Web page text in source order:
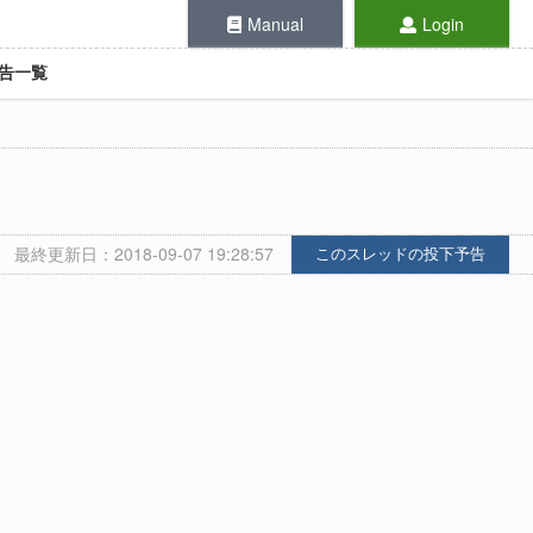
Manual Login
一覧
最終更新日：2018-09-07 19:28:57 このスレッドの投下予告